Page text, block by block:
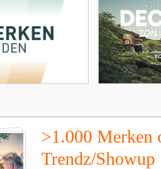
>1.000 Merken
Trendz/Showup